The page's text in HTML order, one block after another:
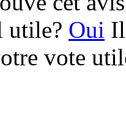
utile? Oui
vote